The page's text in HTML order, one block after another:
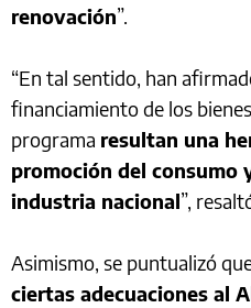
renovación”.
“En tal sentido, han
financiamiento de los
programa resultan una
promoción del consumo
industria nacional”,
Asimismo, se puntualizó
ciertas adecuaciones al